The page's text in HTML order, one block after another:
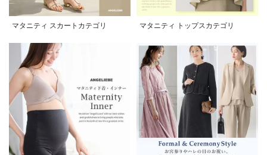
マタニティ スカートカテゴリ マタニティ トップスカテゴリ